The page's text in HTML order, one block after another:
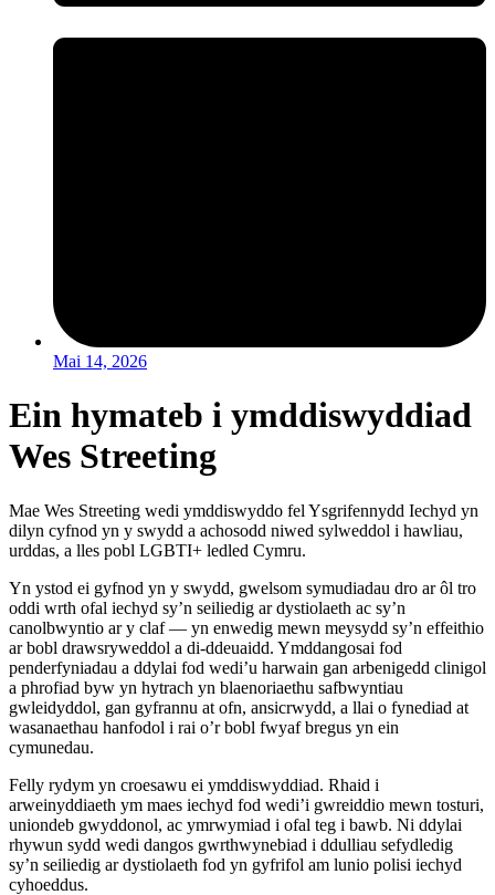
Mai 14, 2026
Ein hymateb i ymddiswyddiad
Wes Streeting
Mae Wes Streeting wedi ymddiswyddo fel Ysgrifennydd Iechyd yn
dilyn cyfnod yn y swydd a achosodd niwed sylweddol i hawliau,
urddas, a lles pobl LGBTI+ ledled Cymru.
Yn ystod ei gyfnod yn y swydd, gwelsom symudiadau dro ar ôl tro
oddi wrth ofal iechyd sy’n seiliedig ar dystiolaeth ac sy’n
canolbwyntio ar y claf — yn enwedig mewn meysydd sy’n effeithio
ar bobl drawsryweddol a di-ddeuaidd. Ymddangosai fod
penderfyniadau a ddylai fod wedi’u harwain gan arbenigedd clinigol
a phrofiad byw yn hytrach yn blaenoriaethu safbwyntiau
gwleidyddol, gan gyfrannu at ofn, ansicrwydd, a llai o fynediad at
wasanaethau hanfodol i rai o’r bobl fwyaf bregus yn ein
cymunedau.
Felly rydym yn croesawu ei ymddiswyddiad. Rhaid i
arweinyddiaeth ym maes iechyd fod wedi’i gwreiddio mewn tosturi,
uniondeb gwyddonol, ac ymrwymiad i ofal teg i bawb. Ni ddylai
rhywun sydd wedi dangos gwrthwynebiad i ddulliau sefydledig
sy’n seiliedig ar dystiolaeth fod yn gyfrifol am lunio polisi iechyd
cyhoeddus.